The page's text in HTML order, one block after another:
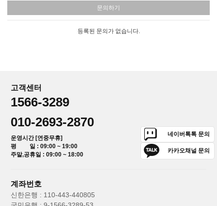
문의하기
등록된 문의가 없습니다.
고객센터
1566-3289
010-2693-2870
운영시간 [연중무휴]
평 일 : 09:00 ~ 19:00
주말,공휴일 : 09:00 ~ 18:00
네이버톡톡 문의
카카오채널 문의
계좌번호
신한은행 : 110-443-440805